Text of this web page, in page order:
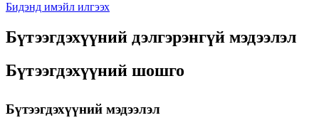
Бидэнд имэйл илгээх
Бүтээгдэхүүний дэлгэрэнгүй мэдээлэл
Бүтээгдэхүүний шошго
Бүтээгдэхүүний мэдээлэл